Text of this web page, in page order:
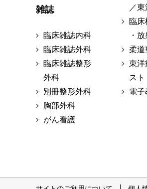
雑誌
臨床雑誌内科
臨床雑誌外科
臨床雑誌整形
外科
別冊整形外科
胸部外科
がん看護
／
臨床
・
柔道
東洋
スト
電子